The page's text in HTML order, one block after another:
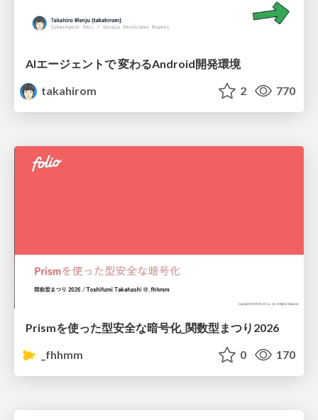
AIエージェントで 変わるAndroid開発環境
takahirom
2 770
Prismを使った型安全な暗号化_関数型まつり2026
_fhhmm
0 170